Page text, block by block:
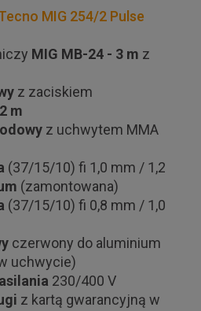
MIG 254/2 Pulse
MIG MB-24 - 3 m z
z zaciskiem
2 m
z uchwytem MMA
(37/15/10) fi 1,0 mm / 1,2
(zamontowana)
(37/15/10) fi 0,8 mm / 1,0
czerwony do aluminium
uchwycie)
230/400 V
z kartą gwarancyjną w